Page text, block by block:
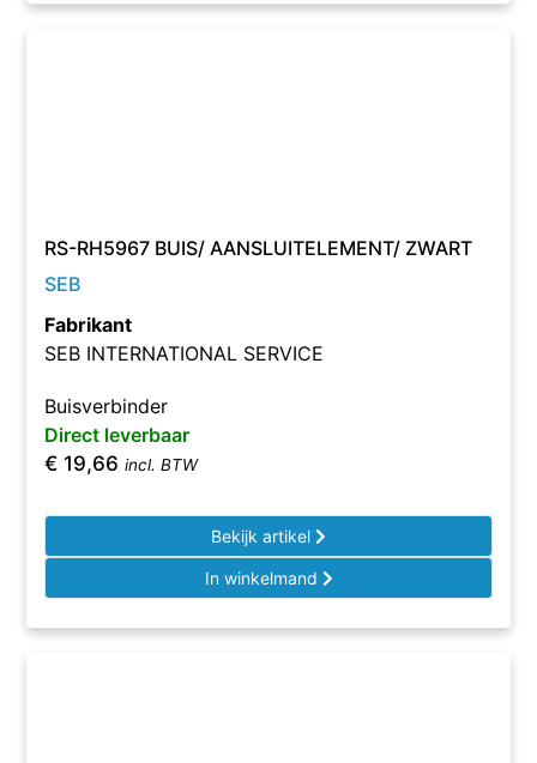
RS-RH5967 BUIS/ AANSLUITELEMENT/ ZWART
SEB
Fabrikant
SEB INTERNATIONAL SERVICE
Buisverbinder
Direct leverbaar
€ 19,66 incl. BTW
Bekijk artikel
In winkelmand